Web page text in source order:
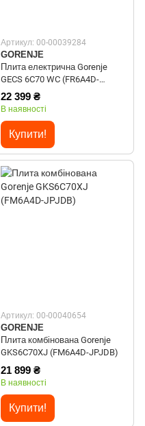
Артикул: 00-00039284
GORENJE
Плита електрична Gorenje
GECS 6C70 WC (FR6A4D-
CEDA2)
22 399 ₴
В наявності
Купити!
Артикул: 00-00040654
GORENJE
Плита комбінована Gorenje
GKS6C70XJ (FM6A4D-JPJDB)
21 899 ₴
В наявності
Купити!